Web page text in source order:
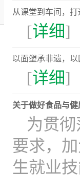
从课堂到车间，
[详细]
以面塑承非遗，
[详细]
关于做好食品与
为贯
要求，
生就业